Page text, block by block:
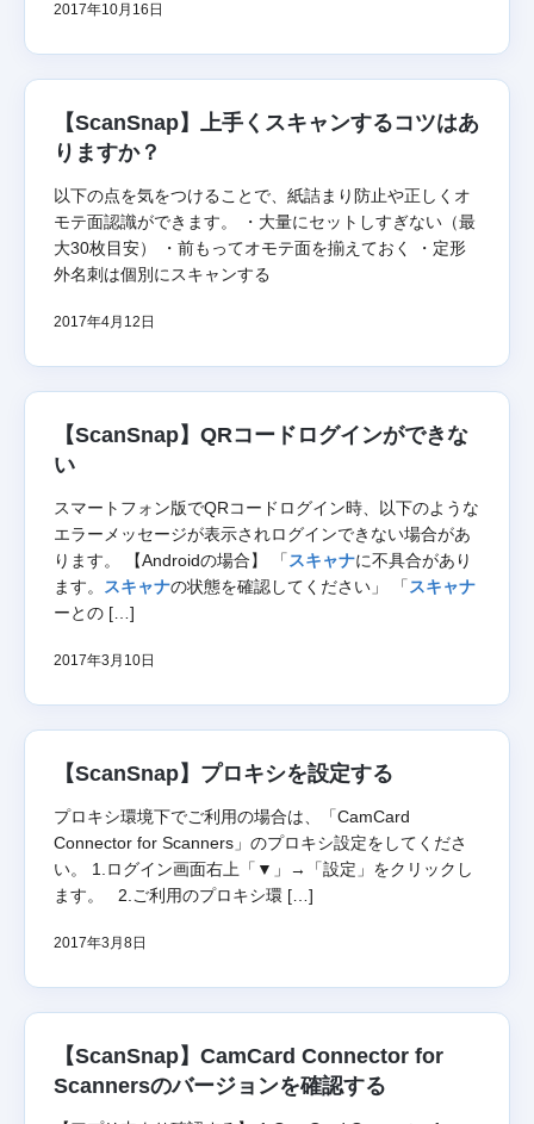
2017年10月16日
【ScanSnap】上手くスキャンするコツはあ
りますか？
以下の点を気をつけることで、紙詰まり防止や正しくオ
モテ面認識ができます。 ・大量にセットしすぎない（最
大30枚目安） ・前もってオモテ面を揃えておく ・定形
外名刺は個別にスキャンする
2017年4月12日
【ScanSnap】QRコードログインができな
い
スマートフォン版でQRコードログイン時、以下のような
エラーメッセージが表示されログインできない場合があ
ります。 【Androidの場合】 「 スキャナに不具合があり
ます。
スキャナの状態を確認してください」 「 スキャナ
ーとの […]
2017年3月10日
【ScanSnap】プロキシを設定する
プロキシ環境下でご利用の場合は、「CamCard
Connector for Scanners」のプロキシ設定をしてくださ
い。 1.ログイン画面右上「▼」→「設定」をクリックし
ます。 2.ご利用のプロキシ環 […]
2017年3月8日
【ScanSnap】CamCard Connector for
Scannersのバージョンを確認する